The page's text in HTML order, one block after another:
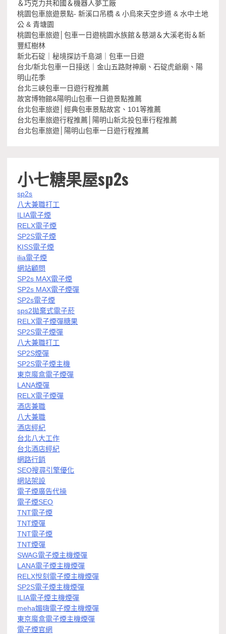
＆巧克力共和國＆機器人夢工廠
桃園包車旅遊景點- 新溪口吊橋 & 小烏來天空步道 & 水中土地
公 & 青塘園
桃園包車旅遊│包車一日遊桃園水族館＆慈湖＆大溪老街＆新
豐紅樹林
新北石碇｜秘境探訪千島湖｜包車一日遊
台北/新北包車一日接送｜金山五路財神廟、石碇虎爺廟、陽
明山花季
台北三峽包車一日遊行程推薦
故宮博物館&陽明山包車一日遊景點推薦
台北包車旅遊│經典包車景點故宮、101等推薦
台北包車旅遊行程推薦│陽明山新北投包車行程推薦
台北包車旅遊│陽明山包車一日遊行程推薦
小七糖果屋sp2s
sp2s
八大兼職打工
ILIA電子煙
RELX電子煙
SP2S電子煙
KISS電子煙
ilia電子煙
網站顧問
SP2s MAX電子煙
SP2s MAX電子煙彈
SP2s電子煙
sps2拋棄式電子菸
RELX電子煙彈糖果
SP2S電子煙彈
八大兼職打工
SP2S煙彈
SP2S電子煙主機
東京魔盒電子煙彈
LANA煙彈
RELX電子煙彈
酒店兼職
八大兼職
酒店經紀
台北八大工作
台北酒店經紀
網路行銷
SEO搜尋引擎優化
網站架設
電子煙廣告代操
電子煙SEO
TNT電子煙
TNT煙彈
TNT電子煙
TNT煙彈
SWAG電子煙主機煙彈
LANA電子煙主機煙彈
RELX悅刻電子煙主機煙彈
SP2S電子煙主機煙彈
ILIA電子煙主機煙彈
meha媚嗨電子煙主機煙彈
東京魔盒電子煙主機煙彈
電子煙官網